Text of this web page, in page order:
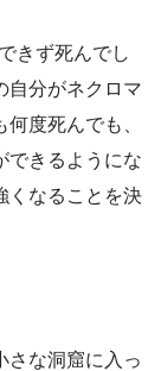
きず死んでし
自分がネクロマ
度死んでも、
できるようにな
くなることを決
さな洞窟に入っ